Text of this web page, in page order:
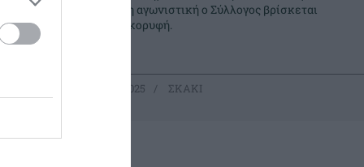
την 6η αγωνιστική ο Σύλλογος βρίσκεται
στην κορυφή.
10.11.2025 ΣΚΑΚΙ